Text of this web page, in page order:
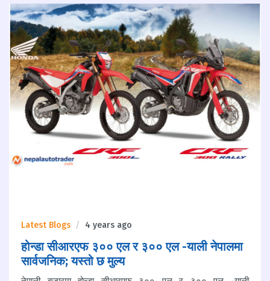
Latest Blogs 4 years ago
होन्डा सीआरएफ ३०० एल र ३०० एल -याली नेपालमा
सार्वजनिक; यस्तो छ मुल्य